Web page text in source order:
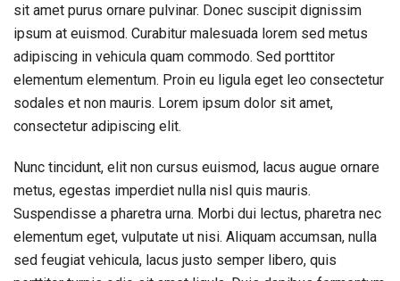
sit amet purus ornare pulvinar. Donec suscipit dignissim
ipsum at euismod. Curabitur malesuada lorem sed metus
adipiscing in vehicula quam commodo. Sed porttitor
elementum elementum. Proin eu ligula eget leo consectetur
sodales et non mauris. Lorem ipsum dolor sit amet,
consectetur adipiscing elit.
Nunc tincidunt, elit non cursus euismod, lacus augue ornare
metus, egestas imperdiet nulla nisl quis mauris.
Suspendisse a pharetra urna. Morbi dui lectus, pharetra nec
elementum eget, vulputate ut nisi. Aliquam accumsan, nulla
sed feugiat vehicula, lacus justo semper libero, quis